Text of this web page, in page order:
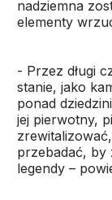
nadziemna
elementy
- Przez długi
stanie, jako
ponad
jej pierwotny,
przebadać, by
legendy –